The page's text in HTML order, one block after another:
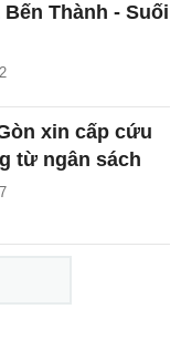
Thành - Suối
xin cấp cứu
từ ngân sách